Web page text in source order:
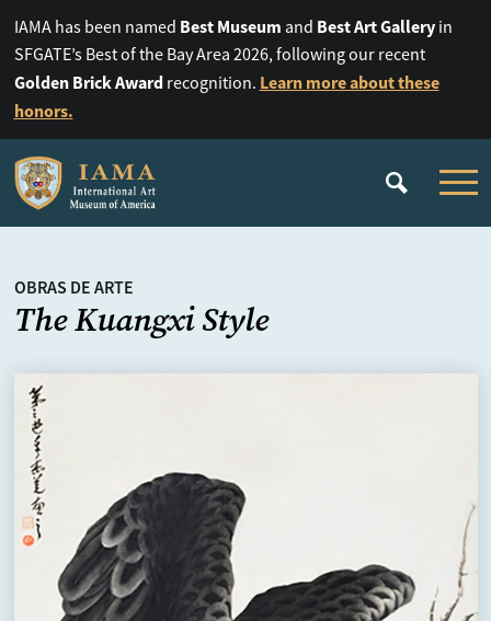
IAMA has been named Best Museum and Best Art Galleryin
SFGATE’s Best of the Bay Area 2026, following our recent
Golden Brick Awardrecognition. Learn more about these
honors.
OBRAS DE ARTE
The Kuangxi Style